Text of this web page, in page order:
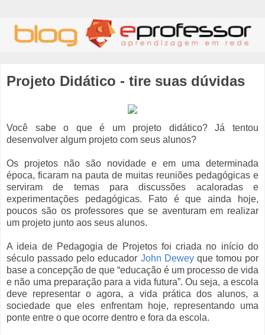
Projeto Didático - tire suas dúvidas
Você sabe o que é um projeto didático? Já tentou
desenvolver algum projeto com seus alunos?
Os projetos não são novidade e em uma determinada
época, ficaram na pauta de muitas reuniões pedagógicas e
serviram de temas para discussões acaloradas e
experimentações pedagógicas. Fato é que ainda hoje,
poucos são os professores que se aventuram em realizar
um projeto junto aos seus alunos.
A ideia de Pedagogia de Projetos foi criada no início do
século passado pelo educador John Deweyque tomou por
base a concepção de que “educação é um processo de vida
e não uma preparação para a vida futura”. Ou seja, a escola
deve representar o agora, a vida prática dos alunos, a
sociedade que eles enfrentam hoje, representando uma
ponte entre o que ocorre dentro e fora da escola.